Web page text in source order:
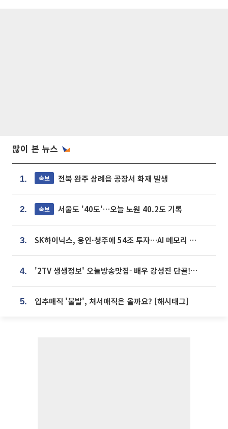
많이 본 뉴스
1. 속보 전북 완주 삼례읍 공장서 화재 발생
2. 속보 서울도 '40도'…오늘 노원 40.2도 기록
3. SK하이닉스, 용인·청주에 54조 투자…AI 메모리 생산기지 키운다
4. '2TV 생생정보' 오늘방송맛집- 배우 강성진 단골! 쌀국수ㆍ푸팟퐁 커리 맛집 '블○○○'
5. 입추매직 '불발', 처서매직은 올까요? [해시태그]